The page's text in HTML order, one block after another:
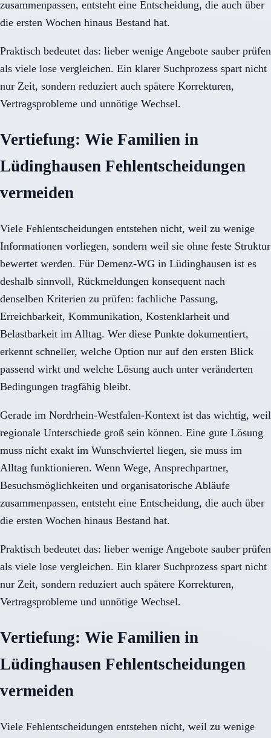
zusammenpassen, entsteht eine Entscheidung, die auch über
die ersten Wochen hinaus Bestand hat.
Praktisch bedeutet das: lieber wenige Angebote sauber prüfen
als viele lose vergleichen. Ein klarer Suchprozess spart nicht
nur Zeit, sondern reduziert auch spätere Korrekturen,
Vertragsprobleme und unnötige Wechsel.
Vertiefung: Wie Familien in
Lüdinghausen Fehlentscheidungen
vermeiden
Viele Fehlentscheidungen entstehen nicht, weil zu wenige
Informationen vorliegen, sondern weil sie ohne feste Struktur
bewertet werden. Für Demenz-WG in Lüdinghausen ist es
deshalb sinnvoll, Rückmeldungen konsequent nach
denselben Kriterien zu prüfen: fachliche Passung,
Erreichbarkeit, Kommunikation, Kostenklarheit und
Belastbarkeit im Alltag. Wer diese Punkte dokumentiert,
erkennt schneller, welche Option nur auf den ersten Blick
passend wirkt und welche Lösung auch unter veränderten
Bedingungen tragfähig bleibt.
Gerade im Nordrhein-Westfalen-Kontext ist das wichtig, weil
regionale Unterschiede groß sein können. Eine gute Lösung
muss nicht exakt im Wunschviertel liegen, sie muss im
Alltag funktionieren. Wenn Wege, Ansprechpartner,
Besuchsmöglichkeiten und organisatorische Abläufe
zusammenpassen, entsteht eine Entscheidung, die auch über
die ersten Wochen hinaus Bestand hat.
Praktisch bedeutet das: lieber wenige Angebote sauber prüfen
als viele lose vergleichen. Ein klarer Suchprozess spart nicht
nur Zeit, sondern reduziert auch spätere Korrekturen,
Vertragsprobleme und unnötige Wechsel.
Vertiefung: Wie Familien in
Lüdinghausen Fehlentscheidungen
vermeiden
Viele Fehlentscheidungen entstehen nicht, weil zu wenige